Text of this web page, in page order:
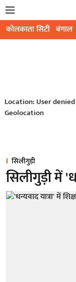
कोलकाता सिटी बंगाल
Location: User denied
Geolocation
सिलीगुड़ी
सिलीगुड़ी में